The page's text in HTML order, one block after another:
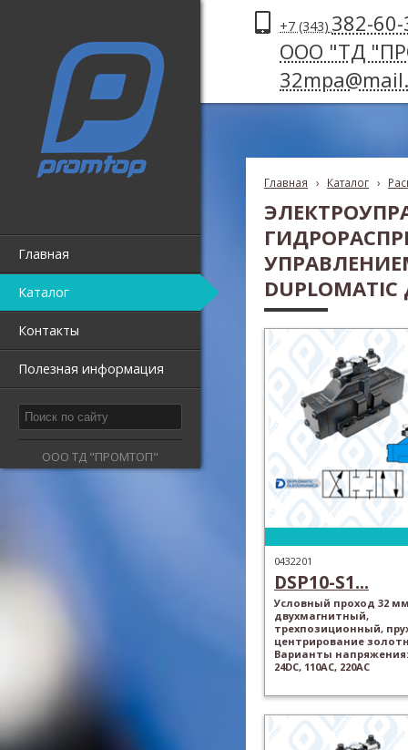
Главная
Каталог
Контакты
Полезная информация
ООО ТД "ПРОМТОП"
+7 (343) 382-
ООО "ТД
Главная › Каталог ›
0432201
DSP10-S1...
Условный проход 32
двухмагнитный,
трехпозиционный,
центрирование
Варианты напряжения:
24DC, 110AC, 220AC